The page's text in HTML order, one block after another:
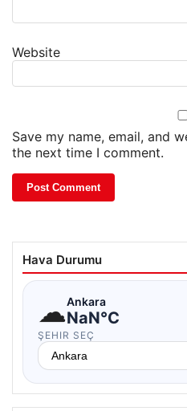
Website
Save my name, email, and
the next time I comment.
Hava Durumu
☁Ankara
NaN°C
ŞEHIR SEÇ